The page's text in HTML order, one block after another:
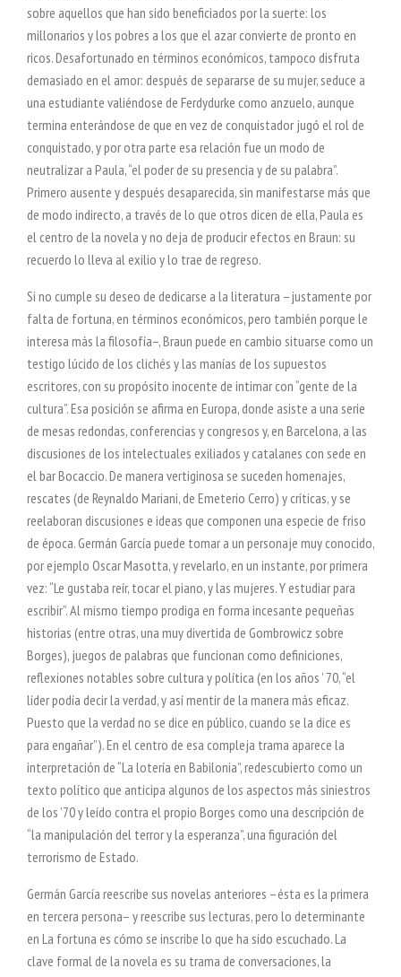
sobre aquellos que han sido beneficiados por la suerte: los
millonarios y los pobres a los que el azar convierte de pronto en
ricos. Desafortunado en términos económicos, tampoco disfruta
demasiado en el amor: después de separarse de su mujer, seduce a
una estudiante valiéndose de Ferdydurke como anzuelo, aunque
termina enterándose de que en vez de conquistador jugó el rol de
conquistado, y por otra parte esa relación fue un modo de
neutralizar a Paula, “el poder de su presencia y de su palabra”.
Primero ausente y después desaparecida, sin manifestarse más que
de modo indirecto, a través de lo que otros dicen de ella, Paula es
el centro de la novela y no deja de producir efectos en Braun: su
recuerdo lo lleva al exilio y lo trae de regreso.
Si no cumple su deseo de dedicarse a la literatura –justamente por
falta de fortuna, en términos económicos, pero también porque le
interesa más la filosofía–, Braun puede en cambio situarse como un
testigo lúcido de los clichés y las manías de los supuestos
escritores, con su propósito inocente de intimar con “gente de la
cultura”. Esa posición se afirma en Europa, donde asiste a una serie
de mesas redondas, conferencias y congresos y, en Barcelona, a las
discusiones de los intelectuales exiliados y catalanes con sede en
el bar Bocaccio. De manera vertiginosa se suceden homenajes,
rescates (de Reynaldo Mariani, de Emeterio Cerro) y críticas, y se
reelaboran discusiones e ideas que componen una especie de friso
de época. Germán García puede tomar a un personaje muy conocido,
por ejemplo Oscar Masotta, y revelarlo, en un instante, por primera
vez: “Le gustaba reír, tocar el piano, y las mujeres. Y estudiar para
escribir”. Al mismo tiempo prodiga en forma incesante pequeñas
historias (entre otras, una muy divertida de Gombrowicz sobre
Borges), juegos de palabras que funcionan como definiciones,
reflexiones notables sobre cultura y política (en los años ’ 70, “el
líder podía decir la verdad, y así mentir de la manera más eficaz.
Puesto que la verdad no se dice en público, cuando se la dice es
para engañar”). En el centro de esa compleja trama aparece la
interpretación de “La lotería en Babilonia”, redescubierto como un
texto político que anticipa algunos de los aspectos más siniestros
de los ’70 y leído contra el propio Borges como una descripción de
“la manipulación del terror y la esperanza”, una figuración del
terrorismo de Estado.
Germán García reescribe sus novelas anteriores –ésta es la primera
en tercera persona– y reescribe sus lecturas, pero lo determinante
en La fortuna es cómo se inscribe lo que ha sido escuchado. La
clave formal de la novela es su trama de conversaciones, la